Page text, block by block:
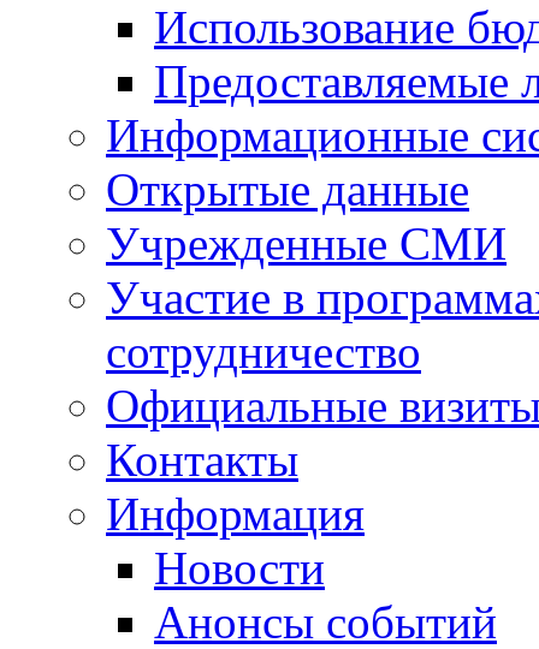
Использование
Предоставляемые
Информационные
Открытые данные
Учрежденные СМИ
Участие в
сотрудничество
Официальные
Контакты
Информация
Новости
Анонсы событий